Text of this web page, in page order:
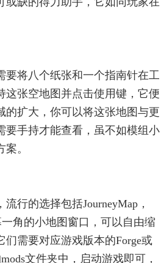
要将八个纸张和一个指南针在工
这张空地图并点击使用键，它便
的扩大，你可以将这张地图与更
要手持才能查看，虽不如模组小
。
行的选择包括JourneyMap，
角的小地图窗口，可以自由缩
需要对应游戏版本的Forge或
文件夹中，启动游戏即可，